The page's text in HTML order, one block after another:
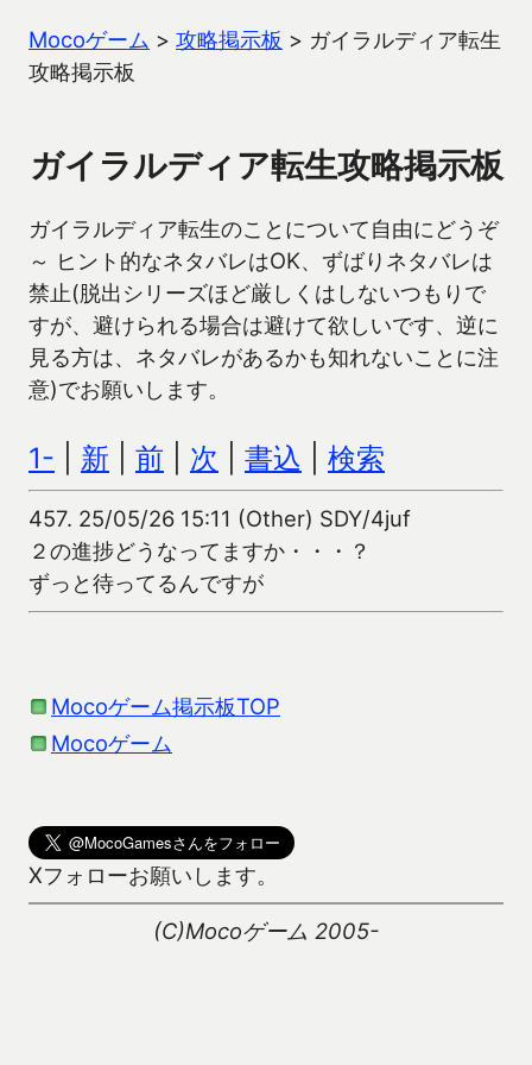
Mocoゲーム > 攻略掲示板 > ガイラルディア転生
攻略掲示板
ガイラルディア転生攻略掲示板
ガイラルディア転生のことについて自由にどうぞ
～ ヒント的なネタバレはOK、ずばりネタバレは
禁止(脱出シリーズほど厳しくはしないつもりで
すが、避けられる場合は避けて欲しいです、逆に
見る方は、ネタバレがあるかも知れないことに注
意)でお願いします。
1- 新 前 次 書込 検索
457. 25/05/26 15:11 (Other) SDY/4juf
２の進捗どうなってますか・・・？
ずっと待ってるんですが
Mocoゲーム掲示板TOP
Mocoゲーム
Xフォローお願いします。
(C)Mocoゲーム 2005-